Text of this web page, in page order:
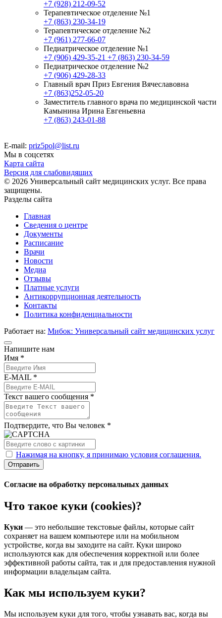
+7 (928) 212-09-52
Терапевтическое отделение №1
+7 (863) 230-34-19
Терапевтическое отделение №2
+7 (961) 277-66-07
Педиатрическое отделение №1
+7 (906) 429-35-21 +7 (863) 230-34-59
Педиатрическое отделение №2
+7 (906) 429-28-33
Главный врач Приз Евгения Вячеславовна
+7 (863)252-05-20
Заместитель главного врача по медицинской части
Камынина Ирина Евгеньевна
+7 (863) 243-01-88
E-mail: priz5pol@list.ru
Мы в соцсетях
Карта сайта
Версия для слабовидящих
© 2026 Универсальный сайт медицинских услуг. Все права
защищены.
Разделы сайта
Главная
Сведения о центре
Документы
Расписание
Врачи
Новости
Медиа
Отзывы
Платные услуги
Антикоррупционная деятельность
Контакты
Политика конфиденциальности
Работает на: Мибок: Универсальный сайт медицинских услуг
Напишите нам
Имя *
E-MAIL *
Текст вашего сообщения *
Подтвердите, что Вы человек *
Нажимая на кнопку, я принимаю условия соглашения.
Отправить
Согласие на обработку персональных данных
Что такое куки (cookies)?
Куки — это небольшие текстовые файлы, которые сайт
сохраняет на вашем компьютере или на мобильном
устройстве, когда вы заходите на сайт. Куки широко
используются как для обеспечения корректной или более
эффективной работы сайта, так и для предоставления нужной
информации владельцам сайта.
Как мы используем куки?
Мы используем куки для того, чтобы узнавать вас, когда вы